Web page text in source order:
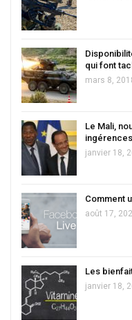
qui font
mars 8,
Le Mali,
janvier 18,
Comment
août 17,
Les
janvier 18,